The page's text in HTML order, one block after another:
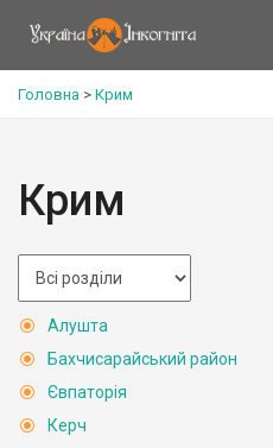
Головна > Крим
Крим
Алушта
Бахчисарайський район
Євпаторія
Керч